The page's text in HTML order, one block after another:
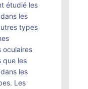
étudié les
les
types
oculaires
que les
les
Les